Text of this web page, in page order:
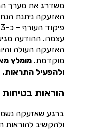
משדרג את מערך
האזעקה ניתנת
עצמה. ההודעה
האזעקה העולה
מוקדמת. מומלץ
ולהפעיל התראות.
הוראות בטיחות
ברגע שאזעקה
ולהקשיב להוראות